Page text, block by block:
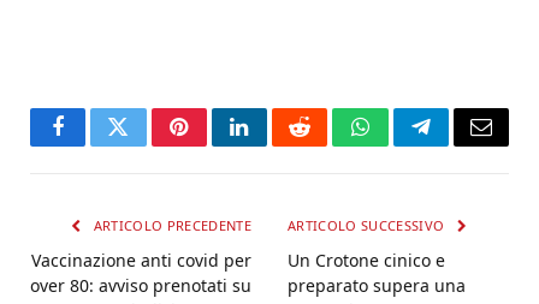
FacebookTwitterPinterestLinkedInRedditWhatsAppTelegramEmail
ARTICOLO PRECEDENTE
Vaccinazione anti covid per
over 80: avviso prenotati su
ARTICOLO SUCCESSIVO
Un Crotone cinico e
preparato supera una